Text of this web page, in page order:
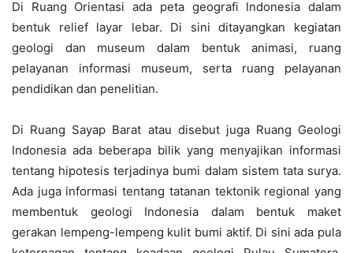
Di Ruang Orientasi ada peta geografi Indonesia dalam
bentuk relief layar lebar. Di sini ditayangkan kegiatan
geologi dan museum dalam bentuk animasi, ruang
pelayanan informasi museum, serta ruang pelayanan
pendidikan dan penelitian.
Di Ruang Sayap Barat atau disebut juga Ruang Geologi
Indonesia ada beberapa bilik yang menyajikan informasi
tentang hipotesis terjadinya bumi dalam sistem tata surya.
Ada juga informasi tentang tatanan tektonik regional yang
membentuk geologi Indonesia dalam bentuk maket
gerakan lempeng-lempeng kulit bumi aktif. Di sini ada pula